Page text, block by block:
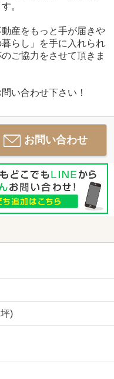
。
産をもっと手が届きや
らし」を手に入れられ
ご協力をさせて頂きま
い合わせ下さい！
お問い合わせ
)